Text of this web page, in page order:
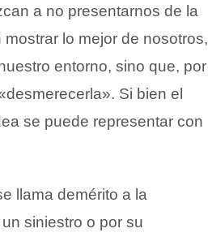
a no presentarnos de la
lo mejor de nosotros,
entorno, sino que, por
Si bien el
se puede representar con
llama demérito a la
siniestro o por su